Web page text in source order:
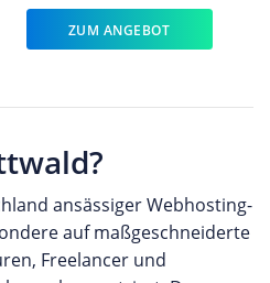
ZUM ANGEBOT
ansässiger Webhosting-
auf maßgeschneiderte
Freelancer und